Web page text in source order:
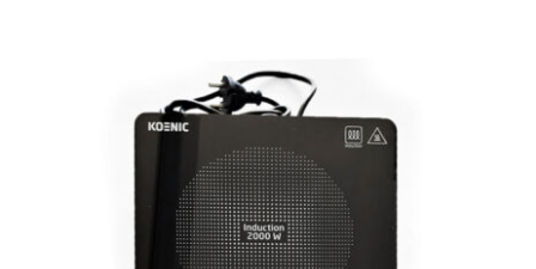
Induktionskochplatte KOENIC KIP 1332
Einzelkochplatte